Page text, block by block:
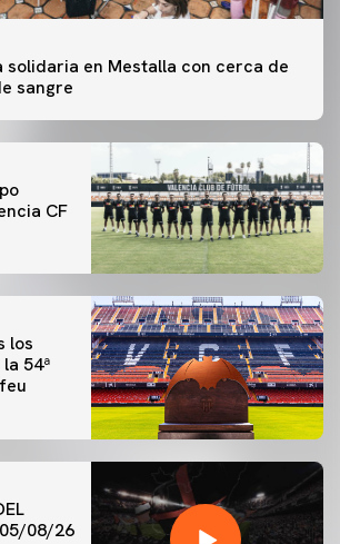
solidaria en Mestalla con cerca de
sangre
CF
los
54ª
05/08/26